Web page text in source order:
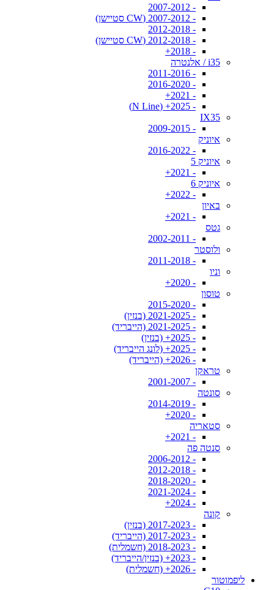
- 2007-2012
- 2007-2012 (CW סטיישן)
- 2012-2018
- 2012-2018 (CW סטיישן)
- 2018+
i35 / אלנטרה
- 2011-2016
- 2016-2020
- 2021+
- 2025+ (N Line)
IX35
- 2009-2015
איוניק
- 2016-2022
איוניק 5
- 2021+
איוניק 6
- 2022+
באיון
- 2021+
גטס
- 2002-2011
ולוסטר
- 2011-2018
וניו
- 2020+
טוסון
- 2015-2020
- 2021-2025 (בנזין)
- 2021-2025 (הייבריד)
- 2025+ (בנזין)
- 2025+ (לונג הייבריד)
- 2026+ (הייבריד)
טראקן
- 2001-2007
סונטה
- 2014-2019
- 2020+
סטאריה
- 2021+
סנטה פה
- 2006-2012
- 2012-2018
- 2018-2020
- 2021-2024
- 2024+
קונה
- 2017-2023 (בנזין)
- 2017-2023 (הייבריד)
- 2018-2023 (חשמלית)
- 2023+ (בנזין/הייבריד)
- 2026+ (חשמלית)
ליפמוטור